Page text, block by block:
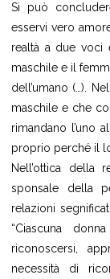
Si può
esservi vero
realtà a due voci
maschile e il
dell’umano (…).
maschile e che
rimandano l’uno
proprio perché il
Nell’ottica della
sponsale della
relazioni
“Ciascuna
riconoscersi,
necessità di